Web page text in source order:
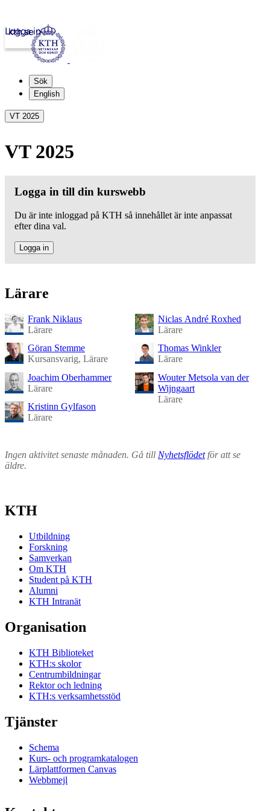
kth.se
Logga in
Sök
English
VT 2025
VT 2025
Logga in till din kurswebb
Du är inte inloggad på KTH så innehållet är inte anpassat
efter dina val.
Logga in
Lärare
Frank Niklaus
Lärare
Göran Stemme
Kursansvarig, Lärare
Joachim Oberhammer
Lärare
Kristinn Gylfason
Lärare
Niclas André Roxhed
Lärare
Thomas Winkler
Lärare
Wouter Metsola van der
Wijngaart
Lärare
Ingen aktivitet senaste månaden. Gå till Nyhetsflödetför att se
äldre.
KTH
Utbildning
Forskning
Samverkan
Om KTH
Student på KTH
Alumni
KTH Intranät
Organisation
KTH Biblioteket
KTH:s skolor
Centrumbildningar
Rektor och ledning
KTH:s verksamhetsstöd
Tjänster
Schema
Kurs- och programkatalogen
Lärplattformen Canvas
Webbmejl